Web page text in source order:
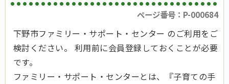
ページ番号：P-000684
下野市ファミリー・サポート・センター のご利用をご
検討ください。 利用前に会員登録しておくことが必要
です。
ファミリー・サポート・センターとは、『子育ての手